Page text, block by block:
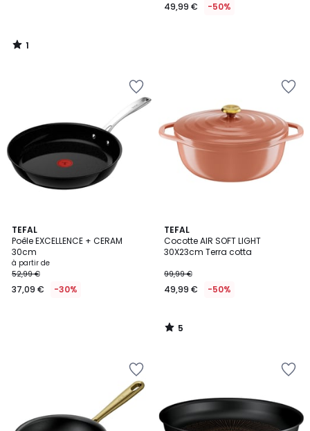
1
/
49,99 € -50%
TEFAL
Poêle EXCELLENCE + CERAM
30cm
à partir de
52,99 €
37,09 € -30%
TEFAL
Cocotte AIR SOFT LIGHT
30X23cm Terra cotta
99,99 €
49,99 € -50%
5
/
5
5
/